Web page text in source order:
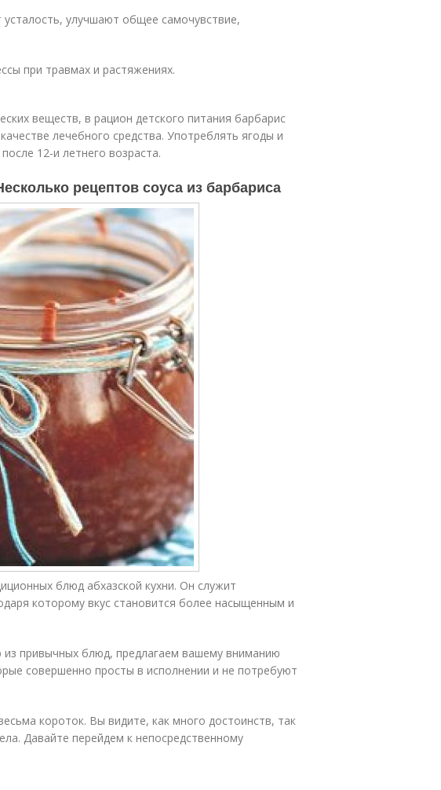
улучшают общее самочувствие,
при травмах и растяжениях.
веществ, в рацион детского питания барбарис
лечебного средства. Употреблять ягоды и
12-и летнего возраста.
рецептов соуса из барбариса
блюд абхазской кухни. Он служит
которому вкус становится более насыщенным и
привычных блюд, предлагаем вашему вниманию
совершенно просты в исполнении и не потребуют
короток. Вы видите, как много достоинств, так
Давайте перейдем к непосредственному